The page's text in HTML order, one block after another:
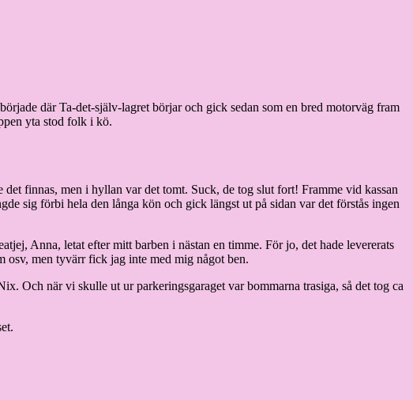
där Ta-det-själv-lagret börjar och gick sedan som en bred motorväg fram
yta stod folk i kö.
finnas, men i hyllan var det tomt. Suck, de tog slut fort! Framme vid kassan
sig förbi hela den långa kön och gick längst ut på sidan var det förstås ingen
Anna, letat efter mitt barben i nästan en timme. För jo, det hade levererats
osv, men tyvärr fick jag inte med mig något ben.
Och när vi skulle ut ur parkeringsgaraget var bommarna trasiga, så det tog ca